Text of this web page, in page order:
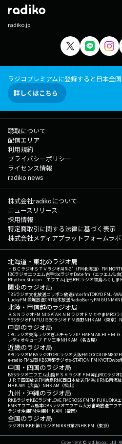
radiko.jp
ラジコプレミアムに登録すると日本全
詳しくはこちら
聴取について
配信エリア
利用規約
プライバシーポリシー
ライセンス情報
radiko news
株式会社radikoについて
ニュースリリース
採用情報
特定商取引に関する法律に基づく表示
株式会社メディアプラットフォームラ
北海道・東北のラジオ局
ＨＢＣラジオＳＴＶラジオAIR-G'（FM北海道） FM
IBCラジオエフエム岩手tbcラジオDate fm（エフエム仙台）
Rhythm Station エフエム山形RFCラジオ福島ふくしま
関東のラジオ局
TBSラジオ文化放送ニッポン放送interfmTOKYO FMJ-
LuckyFM 茨城放送CRT栃木放送RadioBerryFM GUNMA
北陸・甲信越のラジオ局
ＢＳＮラジオFM NIIGATAＫＮＢラジオ ＦＭとやまMROラ
YBSラジオFM FUJISBCラジオ ＦＭ長野NHK AM（東京）
中部のラジオ局
CBCラジオ東海ラジオぎふチャンZIP-FMFM AICHI ＦＭ Ｇ
レディオキューブ ＦＭ三重NHK AM（名古屋）
近畿のラジオ局
ABCラジオMBSラジオOBCラジオ大阪FM COCOLOFM802
e-radio FM滋賀KBS京都ラジオα-STATION FM KYOTOwbs
中国・四国のラジオ局
BSSラジオエフエム山陰ＲＳＫラジオ ＦＭ岡山RCCラジオ
ＪＲＴ四国放送FM徳島RNC西日本放送FM香川RNB南海
NHK AM（広島） NHK AM（松山）
九州・沖縄のラジオ局
RKBラジオKBCラジオLOVE FMCROSS FMFM FUKUOKA
FMKエフエム熊本OBSラジオエフエム大分宮崎放送エフ
ラジオ沖縄FM沖縄NHK AM（福岡）
全国のラジオ局
ラジオNIKKEI第1ラジオNIKKEI第2NHK FM（東京）
Copyright © radiko co., Ltd.